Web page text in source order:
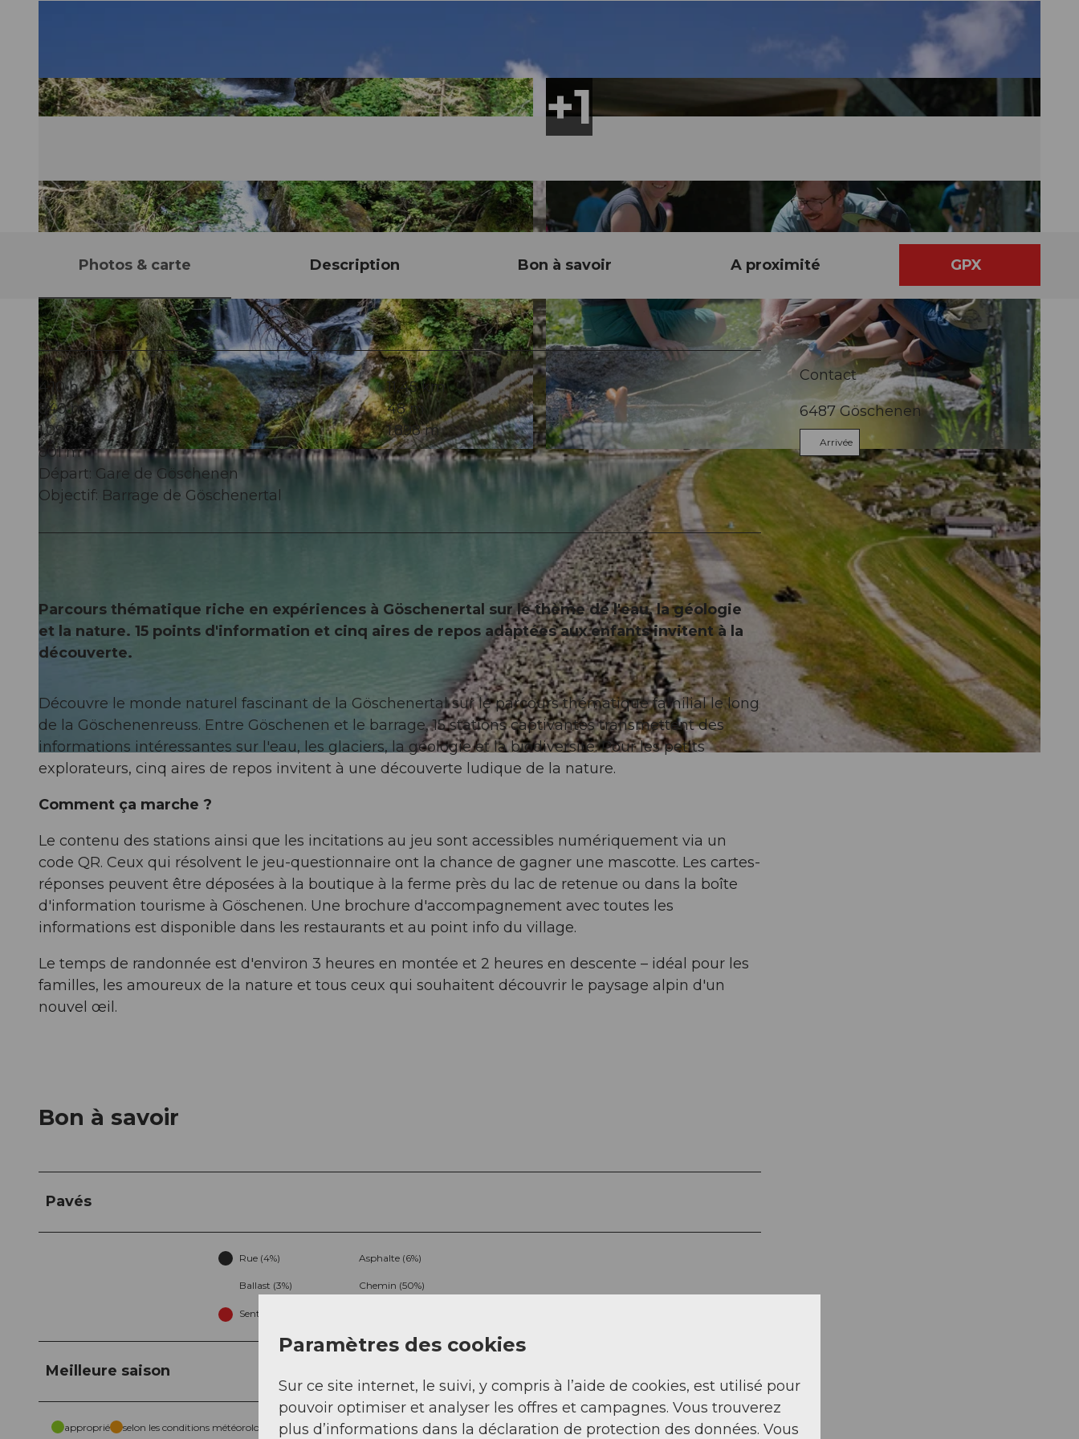
© Andermatt-Urserntal Tourismus GmbH, Ferienregion Andermatt © Andermatt-Urserntal Tourismus GmbH, Ferienregion Andermatt
Photos & carte Description Bon à savoir A proximité GPX
4:10 h
11,45 km
840 m
48 m
1.097 m
1.898 m
801 m
Départ: Gare de Göschenen
Objectif: Barrage de Göschenertal
Parcours thématique riche en expériences à Göschenertal sur le thème de l'eau, la géologie
et la nature. 15 points d'information et cinq aires de repos adaptées aux enfants invitent à la
découverte.
Découvre le monde naturel fascinant de la Göschenertal sur le parcours thématique familial le long
de la Göschenenreuss. Entre Göschenen et le barrage, 15 stations captivantes transmettent des
informations intéressantes sur l'eau, les glaciers, la géologie et la biodiversité. Pour les petits
explorateurs, cinq aires de repos invitent à une découverte ludique de la nature.
Comment ça marche ?
Le contenu des stations ainsi que les incitations au jeu sont accessibles numériquement via un
code QR. Ceux qui résolvent le jeu-questionnaire ont la chance de gagner une mascotte. Les cartes-
réponses peuvent être déposées à la boutique à la ferme près du lac de retenue ou dans la boîte
d'information tourisme à Göschenen. Une brochure d'accompagnement avec toutes les
informations est disponible dans les restaurants et au point info du village.
Le temps de randonnée est d'environ 3 heures en montée et 2 heures en descente – idéal pour les
familles, les amoureux de la nature et tous ceux qui souhaitent découvrir le paysage alpin d'un
nouvel œil.
Bon à savoir
Pavés
Rue (4%) Asphalte (6%)
Ballast (3%) Chemin (50%)
Sentier (38%)
Meilleure saison
approprié selon les conditions météorologiques
Contact
6487Göschenen
Arrivée
Paramètres des cookies
Sur ce site internet, le suivi, y compris à l’aide de cookies, est utilisé pour
pouvoir optimiser et analyser les offres et campagnes. Vous trouverez
plus d’informations dans la déclaration de protection des données. Vous